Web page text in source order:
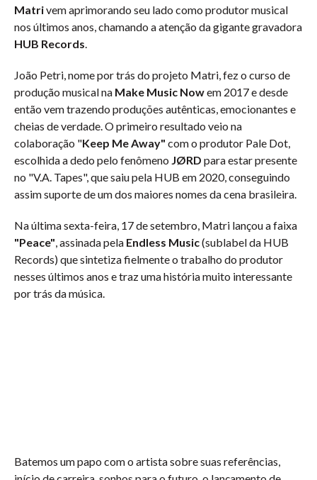
Matrivem aprimorando seu lado como produtor musical
nos últimos anos, chamando a atenção da gigante gravadora
HUB Records.
João Petri, nome por trás do projeto Matri, fez o curso de
produção musical na Make Music Nowem 2017 e desde
então vem trazendo produções autênticas, emocionantes e
cheias de verdade. O primeiro resultado veio na
colaboração "Keep Me Away" com o produtor Pale Dot,
escolhida a dedo pelo fenômeno JØRD para estar presente
no "V.A. Tapes", que saiu pela HUB em 2020, conseguindo
assim suporte de um dos maiores nomes da cena brasileira.
Na última sexta-feira, 17 de setembro, Matri lançou a faixa
"Peace", assinada pela Endless Music(sublabel da HUB
Records) que sintetiza fielmente o trabalho do produtor
nesses últimos anos e traz uma história muito interessante
por trás da música.
Batemos um papo com o artista sobre suas referências,